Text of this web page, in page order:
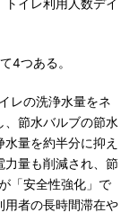
イレ利用人数デイ
4つある。
レの洗浄水量をネ
、節水バルブの節水
量を約半分に抑え
力量も削減され、節
「安全性強化」で
用者の長時間滞在や